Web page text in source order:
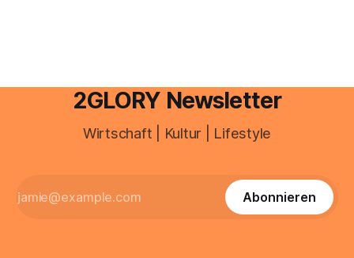
2GLORY Newsletter
Wirtschaft | Kultur | Lifestyle
Abonnieren